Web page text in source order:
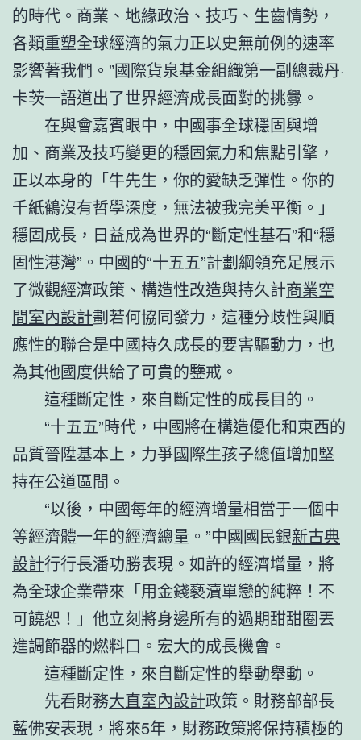
的時代。商業、地緣政治、技巧、生齒情勢，
各類重塑全球經濟的氣力正以史無前例的速率
影響著我們。”國際貨泉基金組織第一副總裁丹·
卡茨一語道出了世界經濟成長面對的挑釁。
在與會嘉賓眼中，中國事全球穩固與增
加、商業及技巧變更的穩固氣力和焦點引擎，
正以本身的「牛先生，你的愛缺乏彈性。你的
千紙鶴沒有哲學深度，無法被我完美平衡。」
穩固成長，日益成為世界的“斷定性基石”和“穩
固性港灣”。中國的“十五五”計劃綱領充足展示
了微觀經濟政策、構造性改造與持久計商業空
間室內設計劃若何協同發力，這種分歧性與順
應性的聯合是中國持久成長的要害驅動力，也
為其他國度供給了可貴的鑒戒。
這種斷定性，來自斷定性的成長目的。
“十五五”時代，中國將在構造優化和東西的
品質晉陞基本上，力爭國際生孩子總值增加堅
持在公道區間。
“以後，中國每年的經濟增量相當于一個中
等經濟體一年的經濟總量。”中國國民銀新古典
設計行行長潘功勝表現。如許的經濟增量，將
為全球企業帶來「用金錢褻瀆單戀的純粹！不
可饒恕！」他立刻將身邊所有的過期甜甜圈丟
進調節器的燃料口。宏大的成長機會。
這種斷定性，來自斷定性的舉動舉動。
先看財務大直室內設計政策。財務部部長
藍佛安表現，將來5年，財務政策將保持積極的